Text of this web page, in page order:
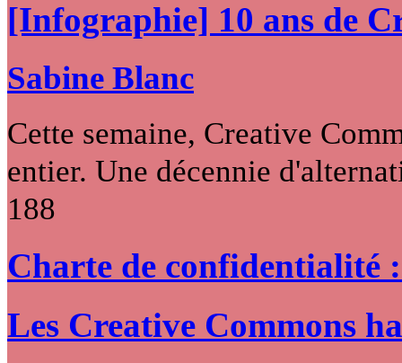
[Infographie] 10 ans de
Sabine Blanc
Cette semaine, Creative
entier. Une décennie
188
Charte de confidentialité
Les Creative Commons